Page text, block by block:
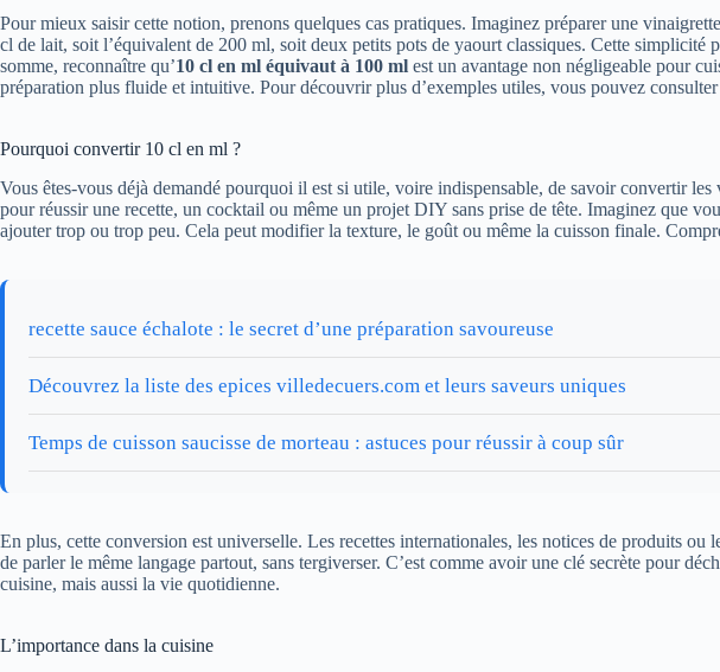
Pour mieux saisir cette notion, prenons quelques cas pratiques. Imaginez préparer une
cl de lait, soit l’équivalent de 200 ml, soit deux petits pots de yaourt classiques. Cette simplicité
somme, reconnaître qu’10 cl en ml équivaut à 100 ml est un avantage non négligeable pour
préparation plus fluide et intuitive. Pour découvrir plus d’exemples utiles, vous pouvez
Pourquoi convertir 10 cl en ml ?
Vous êtes-vous déjà demandé pourquoi il est si utile, voire indispensable, de savoir convertir
pour réussir une recette, un cocktail ou même un projet DIY sans prise de tête. Imaginez que
ajouter trop ou trop peu. Cela peut modifier la texture, le goût ou même la cuisson finale.
recette sauce échalote : le secret d’une préparation savoureuse
Découvrez la liste des epices villedecuers.com et leurs saveurs uniques
Temps de cuisson saucisse de morteau : astuces pour réussir à coup sûr
En plus, cette conversion est universelle. Les recettes internationales, les notices de produits
de parler le même langage partout, sans tergiverser. C’est comme avoir une clé secrète pour
cuisine, mais aussi la vie quotidienne.
L’importance dans la cuisine